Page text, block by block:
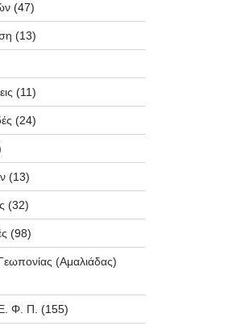
(47)
(13)
(11)
(24)
(13)
(32)
(98)
(Αμαλιάδας)
Φ. Π. (155)